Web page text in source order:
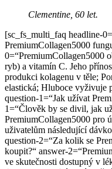
Clementine, 60 let.
[sc_fs_multi_faq headline-
PremiumCollagen5000
0=“PremiumCollagen5000
ryb) a vitamín C. Jeho
produkci kolagenu v těle;
elastická; Hluboce vyživuje
question-1=“Jak užívat
1=“Člověk by se divil, jak
PremiumCollagen5000 pro
uživatelům následující
question-2=“Za kolik se
koupit?“ answer-
ve skutečnosti dostupný v